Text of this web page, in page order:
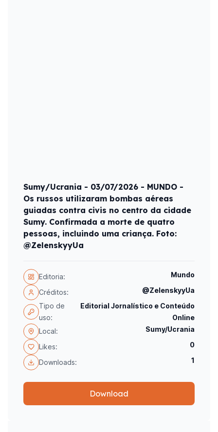
Sumy/Ucrania - 03/07/2026 - MUNDO -
Os russos utilizaram bombas aéreas
guiadas contra civis no centro da cidade
Sumy. Confirmada a morte de quatro
pessoas, incluindo uma criança. Foto:
@ZelenskyyUa
Editoria: Mundo
Créditos:
@ZelenskyyUa
Tipo de
uso:
Editorial Jornalístico e Conteúdo
Online
Local:
Sumy/Ucrania
Likes: 0
Downloads: 1
Download